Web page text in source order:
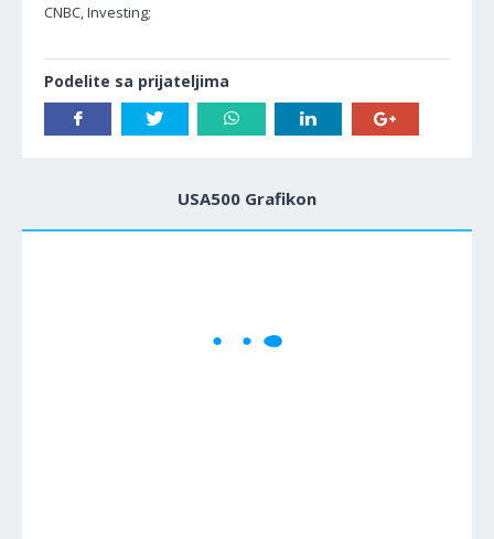
CNBC, Investing;
Podelite sa prijateljima
USA500 Grafikon